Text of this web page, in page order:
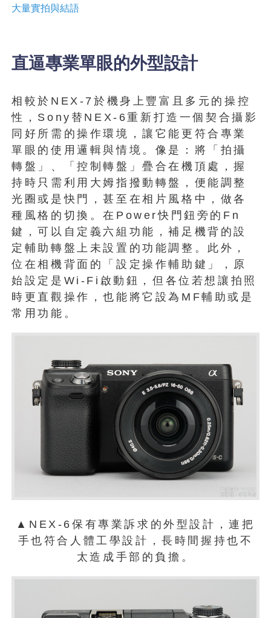
大量實拍與結語
直逼專業單眼的外型設計
相較於NEX-7於機身上豐富且多元的操控
性，Sony替NEX-6重新打造一個契合攝影
同好所需的操作環境，讓它能更符合專業
單眼的使用邏輯與情境。像是：將「拍攝
轉盤」、「控制轉盤」疊合在機頂處，握
持時只需利用大姆指撥動轉盤，便能調整
光圈或是快門，甚至在相片風格中，做各
種風格的切換。在Power快門鈕旁的Fn
鍵，可以自定義六組功能，補足機背的設
定輔助轉盤上未設置的功能調整。此外，
位在相機背面的「設定操作輔助鍵」，原
始設定是Wi-Fi啟動鈕，但各位若想讓拍照
時更直觀操作，也能將它設為MF輔助或是
常用功能。
▲NEX-6保有專業訴求的外型設計，連把
手也符合人體工學設計，長時間握持也不
太造成手部的負擔。